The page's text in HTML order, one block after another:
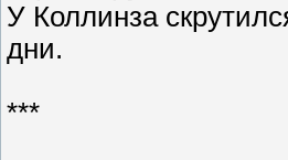
У Коллинза
дни.
***